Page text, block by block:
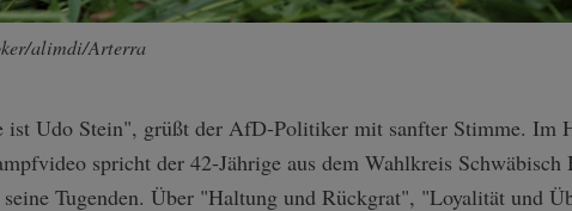
alimdi/Arterra
ist Udo Stein", grüßt der AfD-Politiker mit sanfter Stimme. Im
spricht der 42-Jährige aus dem Wahlkreis Schwäbisch
Tugenden. Über "Haltung und Rückgrat", "Loyalität und